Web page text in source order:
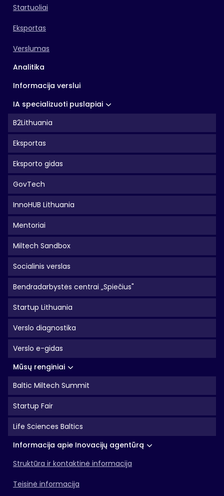
Startuoliai
Eksportas
Verslumas
Analitika
Informacija verslui
IA specializuoti puslapiai
B2Lithuania
Eksportas
Eksporto gidas
GovTech
InnoHUB Lithuania
Mentoriai
Miltech Sandbox
Socialinis verslas
Bendradarbystės centrai „Spiečius"
Startup Lithuania
Verslo diagnostika
Verslo e-gidas
Mūsų renginiai
Baltic Miltech Summit
Startup Fair
Life Sciences Baltics
Informacija apie Inovacijų agentūrą
Struktūra ir kontaktinė informacija
Teisinė informacija